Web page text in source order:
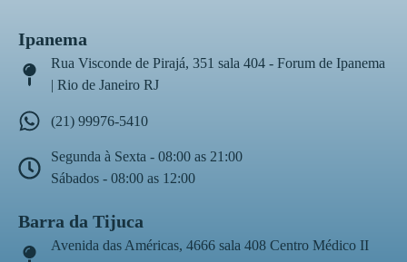
Ipanema
Rua Visconde de Pirajá, 351 sala 404 - Forum de Ipanema
| Rio de Janeiro RJ
(21) 99976-5410
Segunda à Sexta - 08:00 as 21:00
Sábados - 08:00 as 12:00
Barra da Tijuca
Avenida das Américas, 4666 sala 408 Centro Médico II